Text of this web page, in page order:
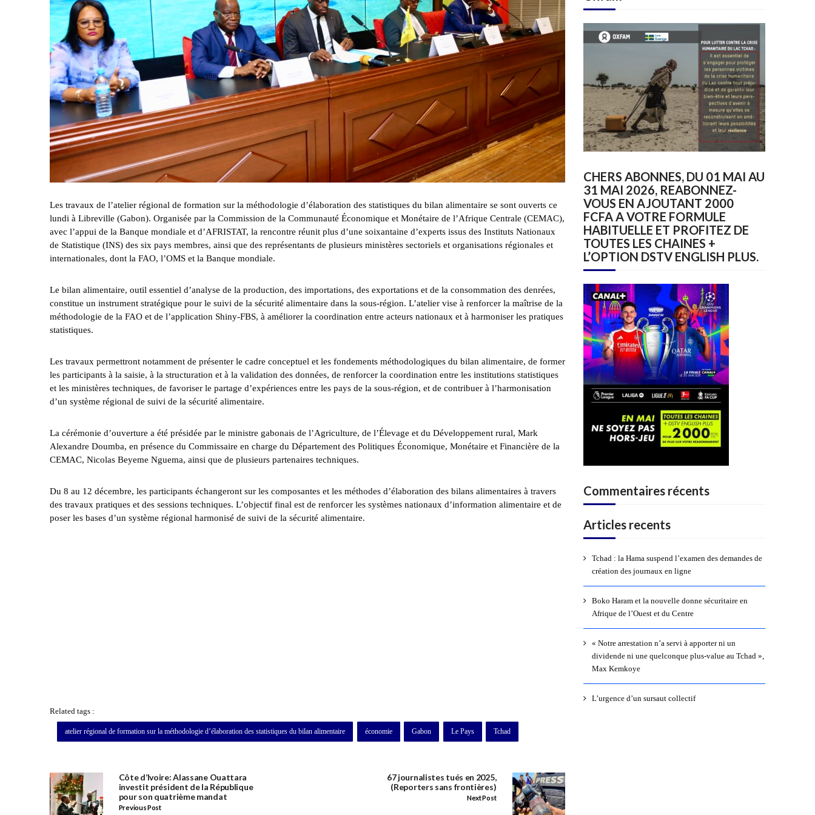
Les travaux de l’atelier régional de formation sur la méthodologie d’élaboration des statistiques du bilan alimentaire se sont ouverts ce
lundi à Libreville (Gabon). Organisée par la Commission de la Communauté Économique et Monétaire de l’Afrique Centrale (CEMAC),
avec l’appui de la Banque mondiale et d’AFRISTAT, la rencontre réunit plus d’une soixantaine d’experts issus des Instituts Nationaux
de Statistique (INS) des six pays membres, ainsi que des représentants de plusieurs ministères sectoriels et organisations régionales et
internationales, dont la FAO, l’OMS et la Banque mondiale.
Le bilan alimentaire, outil essentiel d’analyse de la production, des importations, des exportations et de la consommation des denrées,
constitue un instrument stratégique pour le suivi de la sécurité alimentaire dans la sous-région. L’atelier vise à renforcer la maîtrise de la
méthodologie de la FAO et de l’application Shiny-FBS, à améliorer la coordination entre acteurs nationaux et à harmoniser les pratiques
statistiques.
Les travaux permettront notamment de présenter le cadre conceptuel et les fondements méthodologiques du bilan alimentaire, de former
les participants à la saisie, à la structuration et à la validation des données, de renforcer la coordination entre les institutions statistiques
et les ministères techniques, de favoriser le partage d’expériences entre les pays de la sous-région, et de contribuer à l’harmonisation
d’un système régional de suivi de la sécurité alimentaire.
La cérémonie d’ouverture a été présidée par le ministre gabonais de l’Agriculture, de l’Élevage et du Développement rural, Mark
Alexandre Doumba, en présence du Commissaire en charge du Département des Politiques Économique, Monétaire et Financière de la
CEMAC, Nicolas Beyeme Nguema, ainsi que de plusieurs partenaires techniques.
Du 8 au 12 décembre, les participants échangeront sur les composantes et les méthodes d’élaboration des bilans alimentaires à travers
des travaux pratiques et des sessions techniques. L’objectif final est de renforcer les systèmes nationaux d’information alimentaire et de
poser les bases d’un système régional harmonisé de suivi de la sécurité alimentaire.
Related tags :
atelier régional de formation sur la méthodologie d’élaboration des statistiques du bilan alimentaire économie Gabon Le Pays Tchad
Côte d’Ivoire: Alassane Ouattara
investit président de la République
pour son quatrième mandat
Previous Post
67 journalistes tués en 2025,
(Reporters sans frontières)
Next Post
CHERS ABONNES, DU 01 MAI AU
31 MAI 2026, REABONNEZ-
VOUS EN AJOUTANT 2000
FCFA A VOTRE FORMULE
HABITUELLE ET PROFITEZ DE
TOUTES LES CHAINES +
L’OPTION DSTV ENGLISH PLUS.
Commentaires récents
Articles recents
Tchad : la Hama suspend l’examen des demandes de
création des journaux en ligne
Boko Haram et la nouvelle donne sécuritaire en
Afrique de l’Ouest et du Centre
« Notre arrestation n’a servi à apporter ni un
dividende ni une quelconque plus-value au Tchad »,
Max Kemkoye
L’urgence d’un sursaut collectif